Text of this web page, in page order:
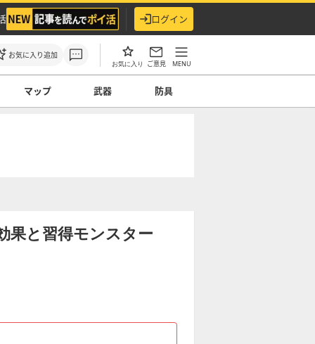
ログイン
お気に入り追加
お気に入り ご意見 MENU
マップ 武器 防具
果と習得モンスター